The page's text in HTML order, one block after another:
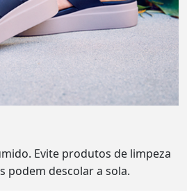
Evite produtos de limpeza
podem descolar a sola.